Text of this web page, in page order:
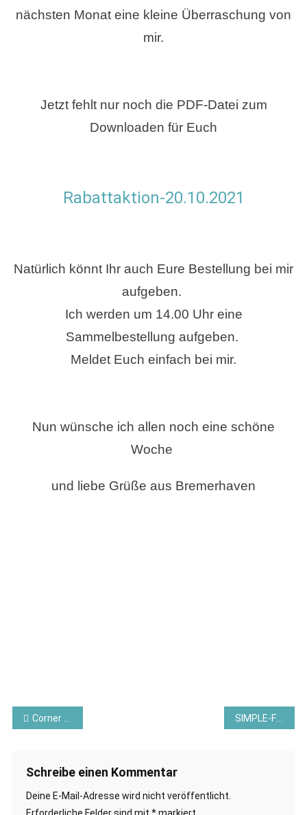
nächsten Monat eine kleine Überraschung von
mir.
Jetzt fehlt nur noch die PDF-Datei zum
Downloaden für Euch
Rabattaktion-20.10.2021
Natürlich könnt Ihr auch Eure Bestellung bei mir
aufgeben.
Ich werden um 14.00 Uhr eine
Sammelbestellung aufgeben.
Meldet Euch einfach bei mir.
Nun wünsche ich allen noch eine schöne
Woche
und liebe Grüße aus Bremerhaven
Beitragsnavigation
Corner Pop-Up Karte mit der Kollektion “Garten Eden” – Stampin´Up! ©
Schreibe einen Kommentar
Deine E-Mail-Adresse wird nicht veröffentlicht.